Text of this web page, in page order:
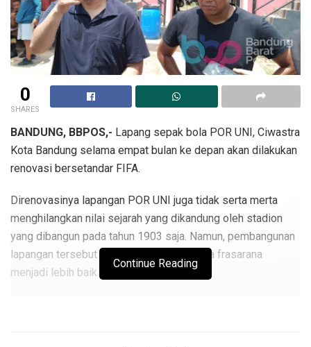
0
SHARES
BANDUNG, BBPOS,- Lapang sepak bola POR UNI, Ciwastra
Kota Bandung selama empat bulan ke depan akan dilakukan
renovasi bersetandar FIFA.
Direnovasinya lapangan POR UNI juga tidak serta merta
menghilangkan nilai sejarah yang dikandung oleh stadion
yang dibangun pada tahun 1903 saja. Namun, pembangunan
lapangan tersebut untuk menunjang sarana frasarana
menjadi lebih baik.
Continue Reading